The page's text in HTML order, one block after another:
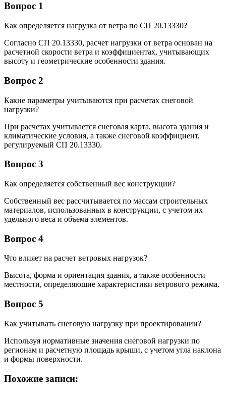
Вопрос 1
Как определяется нагрузка от ветра по СП 20.13330?
Согласно СП 20.13330, расчет нагрузки от ветра основан на
расчетной скорости ветра и коэффициентах, учитывающих
высоту и геометрические особенности здания.
Вопрос 2
Какие параметры учитываются при расчетах снеговой
нагрузки?
При расчетах учитывается снеговая карта, высота здания и
климатические условия, а также снеговой коэффициент,
регулируемый СП 20.13330.
Вопрос 3
Как определяется собственный вес конструкции?
Собственный вес рассчитывается по массам строительных
материалов, использованных в конструкции, с учетом их
удельного веса и объема элементов.
Вопрос 4
Что влияет на расчет ветровых нагрузок?
Высота, форма и ориентация здания, а также особенности
местности, определяющие характеристики ветрового режима.
Вопрос 5
Как учитывать снеговую нагрузку при проектировании?
Используя нормативные значения снеговой нагрузки по
регионам и расчетную площадь крыши, с учетом угла наклона
и формы поверхности.
Похожие записи: